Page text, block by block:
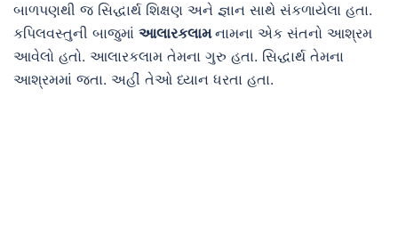
બાળપણથી જ સિદ્ધાર્થ શિક્ષણ અને જ્ઞાન સાથે સંકળાયેલા હતા.
કપિલવસ્તુની બાજુમાં આલારકલામનામના એક સંતનો આશ્રમ
આવેલો હતો. આલારકલામ તેમના ગુરુ હતા. સિદ્ધાર્થ તેમના
આશ્રમમાં જતા. અહીં તેઓ ધ્યાન ધરતા હતા.